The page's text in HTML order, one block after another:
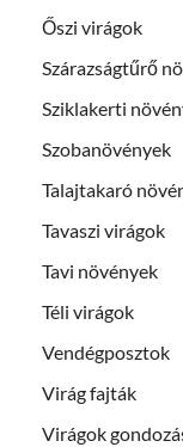
Őszi virágok
Szárazságtűrő
Sziklakerti
Szobanövények
Talajtakaró
Tavaszi virágok
Tavi növények
Téli virágok
Vendégposztok
Virág fajták
Virágok